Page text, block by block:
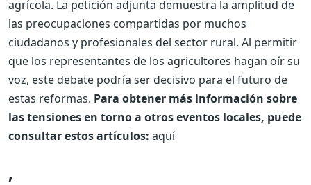
agrícola. La petición adjunta demuestra la amplitud de
las preocupaciones compartidas por muchos
ciudadanos y profesionales del sector rural. Al permitir
que los representantes de los agricultores hagan oír su
voz, este debate podría ser decisivo para el futuro de
estas reformas. Para obtener más información sobre
las tensiones en torno a otros eventos locales, puede
consultar estos artículos: aquí
,